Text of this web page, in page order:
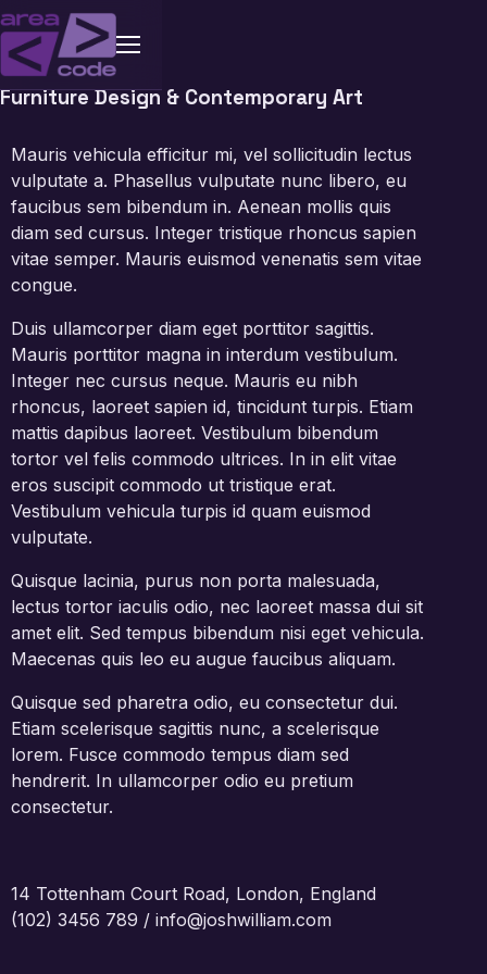
Furniture Design & Contemporary Art
Mauris vehicula efficitur mi, vel sollicitudin lectus
vulputate a. Phasellus vulputate nunc libero, eu
faucibus sem bibendum in. Aenean mollis quis
diam sed cursus. Integer tristique rhoncus sapien
vitae semper. Mauris euismod venenatis sem vitae
congue.
Duis ullamcorper diam eget porttitor sagittis.
Mauris porttitor magna in interdum vestibulum.
Integer nec cursus neque. Mauris eu nibh
rhoncus, laoreet sapien id, tincidunt turpis. Etiam
mattis dapibus laoreet. Vestibulum bibendum
tortor vel felis commodo ultrices. In in elit vitae
eros suscipit commodo ut tristique erat.
Vestibulum vehicula turpis id quam euismod
vulputate.
Quisque lacinia, purus non porta malesuada,
lectus tortor iaculis odio, nec laoreet massa dui sit
amet elit. Sed tempus bibendum nisi eget vehicula.
Maecenas quis leo eu augue faucibus aliquam.
Quisque sed pharetra odio, eu consectetur dui.
Etiam scelerisque sagittis nunc, a scelerisque
lorem. Fusce commodo tempus diam sed
hendrerit. In ullamcorper odio eu pretium
consectetur.
14 Tottenham Court Road, London, England
(102) 3456 789 / info@joshwilliam.com